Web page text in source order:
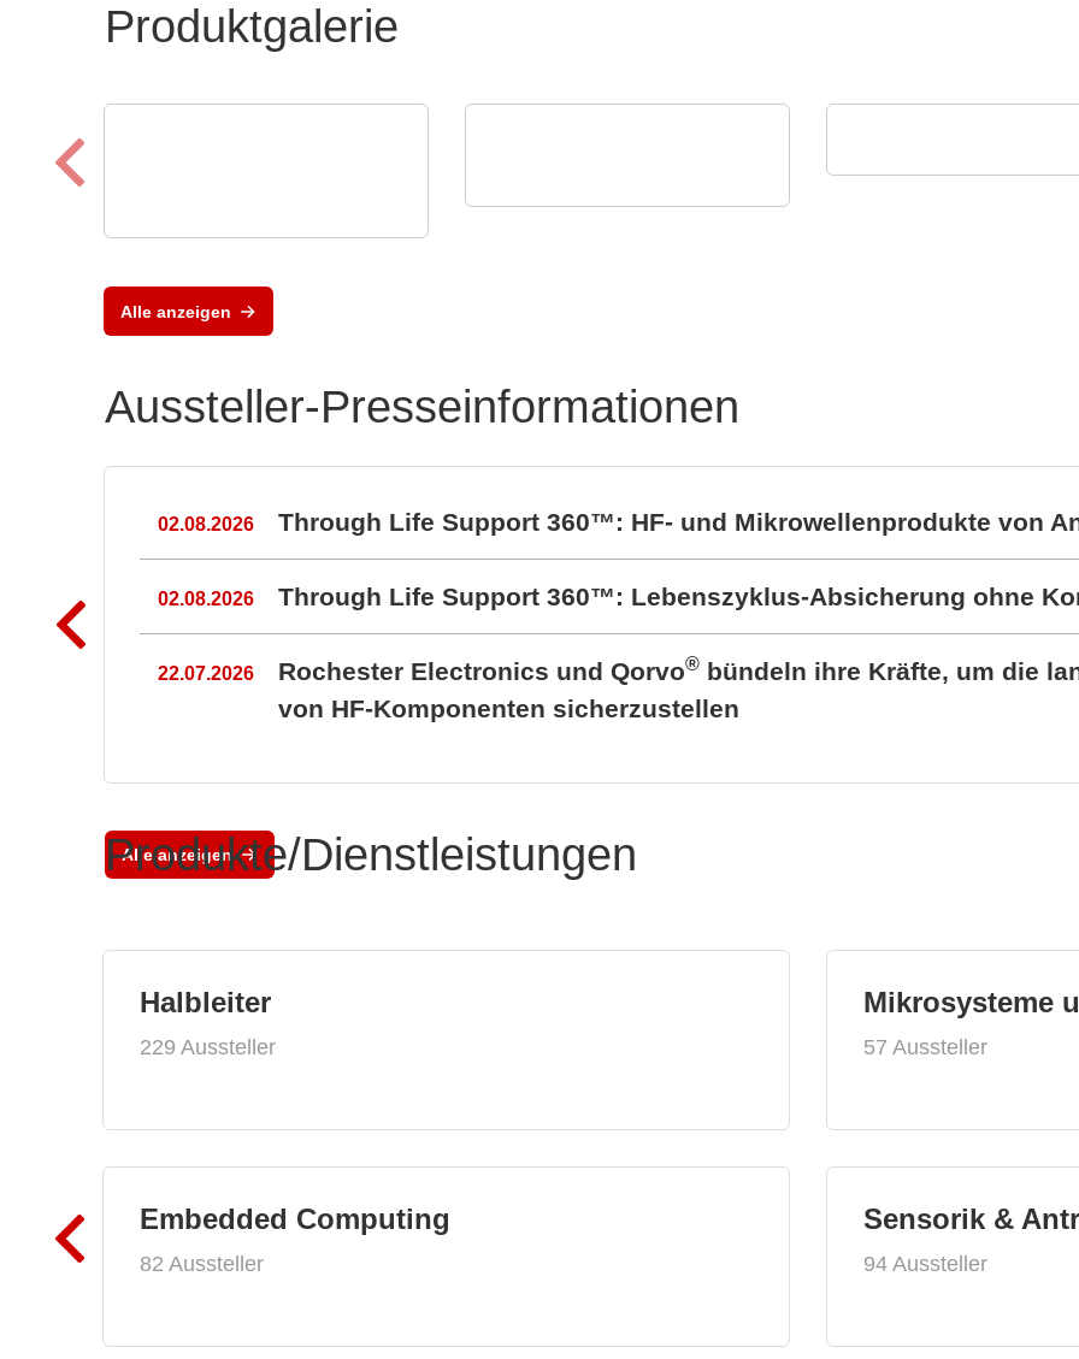
Produktgalerie
BZ1807: That´s powerful
protection
Alle anzeigen
Aussteller-Presseinformationen
02.08.2026 Through Life Support 360™: HF- und Mikrowellenprodukte von
02.08.2026 Through Life Support 360™: Lebenszyklus-Absicherung ohne
22.07.2026 Rochester Electronics und Qorvo® bündeln ihre Kräfte, um die
von HF-Komponenten sicherzustellen
Alle anzeigen
Produkte/Dienstleistungen
Halbleiter
229 Aussteller
Embedded Computing
82 Aussteller
Mikrosysteme
57 Aussteller
Sensorik &
94 Aussteller